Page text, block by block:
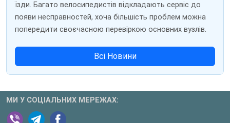
їзди. Багато велосипедистів відкладають сервіс до
появи несправностей, хоча більшість проблем можна
попередити своєчасною перевіркою основних вузлів.
Всі Новини
МИ У СОЦІАЛЬНИХ МЕРЕЖАХ: